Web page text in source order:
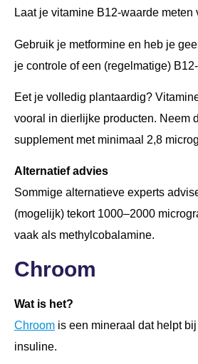
Laat je vitamine B12-waarde meten
Gebruik je metformine en heb je
je controle of een (regelmatige)
Eet je volledig plantaardig?
vooral in dierlijke producten. Neem
supplement met minimaal 2,8
Alternatief advies
Sommige alternatieve experts
(mogelijk) tekort 1000–2000
vaak als methylcobalamine.
Chroom
Wat is het?
Chroom is een mineraal dat helpt
insuline.